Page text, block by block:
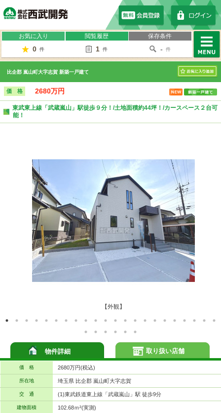
お気に入り
0 件
閲覧履歴
1 件
保存条件
- 件
MENU
比企郡 嵐山町大字志賀 新築一戸建て
お気に入り
価 格 2680万円
東武東上線「武蔵嵐山」駅徒歩９分！/土地面積約44坪！/カースペース２台可
能！
【外観】
物件詳細
価 格 2680万円(税込)
所在地 埼玉県 比企郡 嵐山町大字志賀
交 通 (1)東武鉄道東上線「武蔵嵐山」駅 徒歩9分
建物面積 102.68ｍ²(実測)
取り扱い店舗